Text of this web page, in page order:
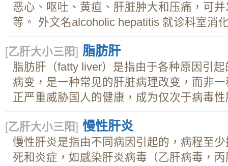
恶心、呕吐、黄疸、肝脏肿大和压痛，可
等。 外文名alcoholic hepatitis 就诊科室消
[乙肝大小三阳] 脂肪肝
脂肪肝（fatty liver）是指由于各种原因引
病变，是一种常见的肝脏病理改变，而非
正严重威胁国人的健康，成为仅次于病毒性
[乙肝大小三阳] 慢性肝炎
慢性肝炎是指由不同病因引起的，病程至
死和炎症，如感染肝炎病毒（乙肝病毒，